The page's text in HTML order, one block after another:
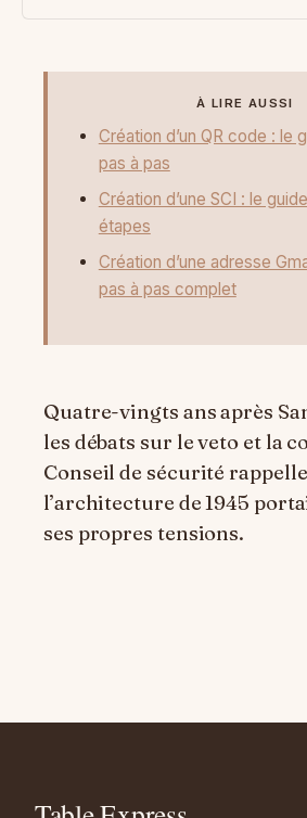
À LIRE AUSSI
Création d’un QR code : le
pas à pas
Création d’une SCI : le
étapes
Création d’une adresse
pas à pas complet
Quatre-vingts ans après
les débats sur le veto et la
Conseil de sécurité
l’architecture de 1945
ses propres tensions.